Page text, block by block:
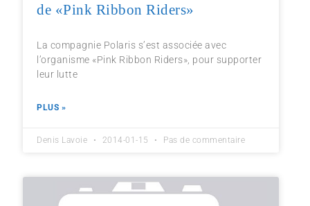
de «Pink Ribbon Riders»
La compagnie Polaris s’est associée avec
l’organisme «Pink Ribbon Riders», pour supporter
leur lutte
PLUS »
Denis Lavoie 2014-01-15 Pas de commentaire